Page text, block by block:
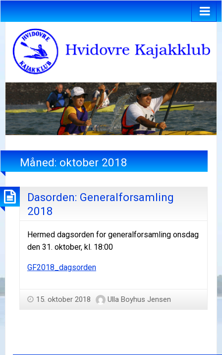
Måned:oktober 2018
Dasorden: Generalforsamling
2018
Hermed dagsorden for generalforsamling onsdag
den 31. oktober, kl. 18:00
GF2018_dagsorden
15. oktober 2018 Ulla Boyhus Jensen